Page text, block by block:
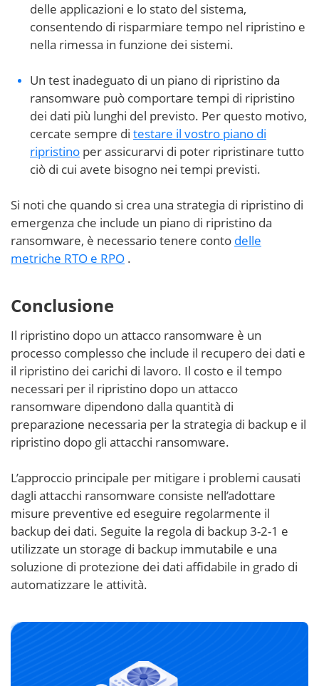
delle applicazioni e lo stato del sistema,
consentendo di risparmiare tempo nel ripristino e
nella rimessa in funzione dei sistemi.
Un test inadeguato di un piano di ripristino da
ransomware può comportare tempi di ripristino
dei dati più lunghi del previsto. Per questo motivo,
cercate sempre di testare il vostro piano di
ripristino per assicurarvi di poter ripristinare tutto
ciò di cui avete bisogno nei tempi previsti.
Si noti che quando si crea una strategia di ripristino di
emergenza che include un piano di ripristino da
ransomware, è necessario tenere conto delle
metriche RTO e RPO .
Conclusione
Il ripristino dopo un attacco ransomware è un
processo complesso che include il recupero dei dati e
il ripristino dei carichi di lavoro. Il costo e il tempo
necessari per il ripristino dopo un attacco
ransomware dipendono dalla quantità di
preparazione necessaria per la strategia di backup e il
ripristino dopo gli attacchi ransomware.
L’approccio principale per mitigare i problemi causati
dagli attacchi ransomware consiste nell’adottare
misure preventive ed eseguire regolarmente il
backup dei dati. Seguite la regola di backup 3-2-1 e
utilizzate un storage di backup immutabile e una
soluzione di protezione dei dati affidabile in grado di
automatizzare le attività.